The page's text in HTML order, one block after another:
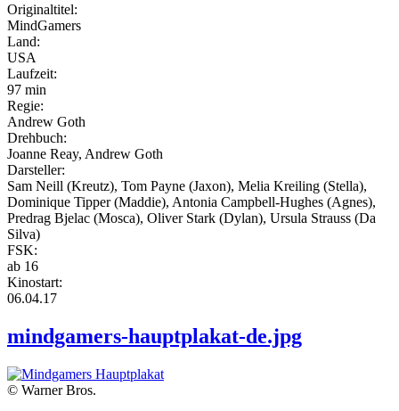
Originaltitel:
MindGamers
Land:
USA
Laufzeit:
97 min
Regie:
Andrew Goth
Drehbuch:
Joanne Reay, Andrew Goth
Darsteller:
Sam Neill (Kreutz), Tom Payne (Jaxon), Melia Kreiling (Stella),
Dominique Tipper (Maddie), Antonia Campbell-Hughes (Agnes),
Predrag Bjelac (Mosca), Oliver Stark (Dylan), Ursula Strauss (Da
Silva)
FSK:
ab 16
Kinostart:
06.04.17
mindgamers-hauptplakat-de.jpg
© Warner Bros.